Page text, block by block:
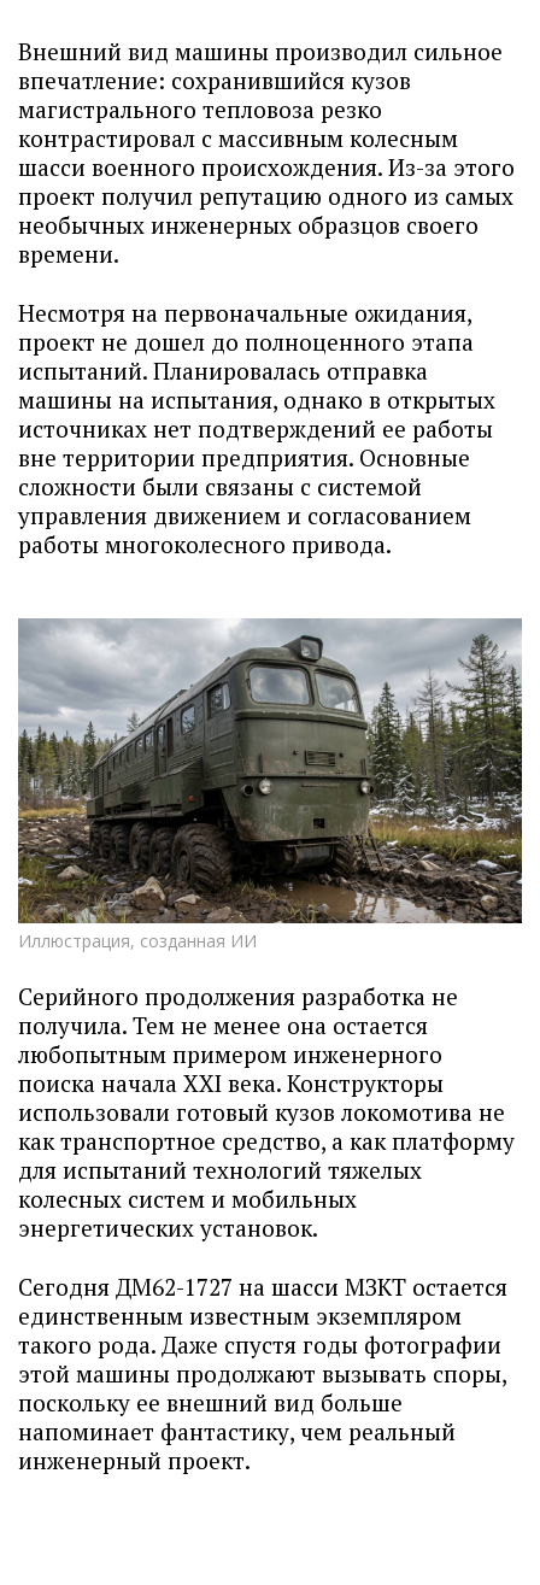
Внешний вид машины производил сильное
впечатление: сохранившийся кузов
магистрального тепловоза резко
контрастировал с массивным колесным
шасси военного происхождения. Из-за этого
проект получил репутацию одного из самых
необычных инженерных образцов своего
времени.
Несмотря на первоначальные ожидания,
проект не дошел до полноценного этапа
испытаний. Планировалась отправка
машины на испытания, однако в открытых
источниках нет подтверждений ее работы
вне территории предприятия. Основные
сложности были связаны с системой
управления движением и согласованием
работы многоколесного привода.
Иллюстрация, созданная ИИ
Серийного продолжения разработка не
получила. Тем не менее она остается
любопытным примером инженерного
поиска начала XXI века. Конструкторы
использовали готовый кузов локомотива не
как транспортное средство, а как платформу
для испытаний технологий тяжелых
колесных систем и мобильных
энергетических установок.
Сегодня ДМ62-1727 на шасси МЗКТ остается
единственным известным экземпляром
такого рода. Даже спустя годы фотографии
этой машины продолжают вызывать споры,
поскольку ее внешний вид больше
напоминает фантастику, чем реальный
инженерный проект.